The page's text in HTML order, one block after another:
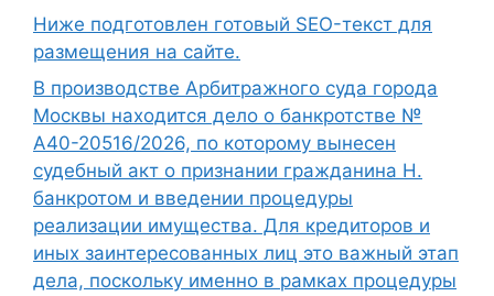
Ниже подготовлен готовый SEO-текст для
размещения на сайте.
В производстве Арбитражного суда города
Москвы находится дело о банкротстве №
А40-20516/2026, по которому вынесен
судебный акт о признании гражданина Н.
банкротом и введении процедуры
реализации имущества. Для кредиторов и
иных заинтересованных лиц это важный этап
дела, поскольку именно в рамках процедуры